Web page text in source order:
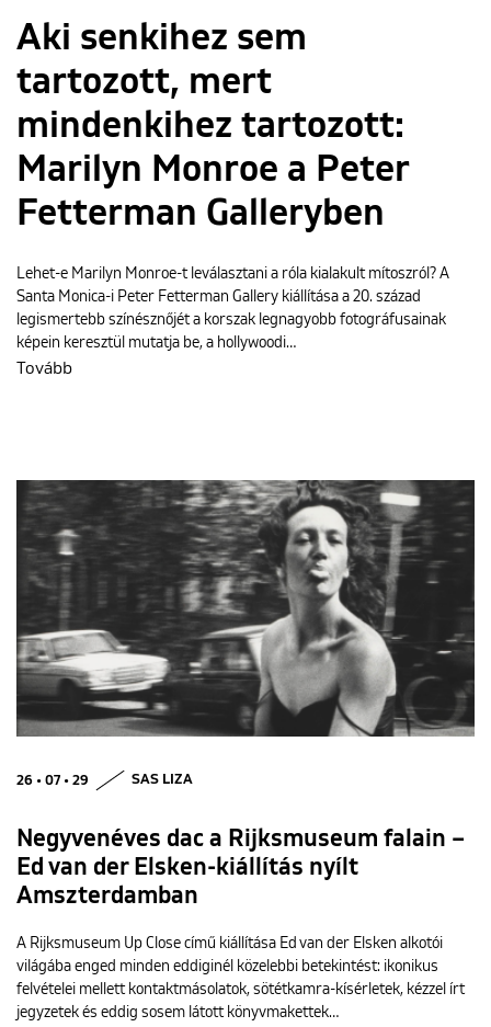
Aki senkihez sem
tartozott, mert
mindenkihez tartozott:
Marilyn Monroe a Peter
Fetterman Galleryben
Lehet-e Marilyn Monroe-t leválasztani a róla kialakult mítoszról? A
Santa Monica-i Peter Fetterman Gallery kiállítása a 20. század
legismertebb színésznőjét a korszak legnagyobb fotográfusainak
képein keresztül mutatja be, a hollywoodi…
Tovább
26 • 07 • 29 SAS LIZA
Negyvenéves dac a Rijksmuseum falain –
Ed van der Elsken-kiállítás nyílt
Amszterdamban
A Rijksmuseum Up Close című kiállítása Ed van der Elsken alkotói
világába enged minden eddiginél közelebbi betekintést: ikonikus
felvételei mellett kontaktmásolatok, sötétkamra-kísérletek, kézzel írt
jegyzetek és eddig sosem látott könyvmakettek…